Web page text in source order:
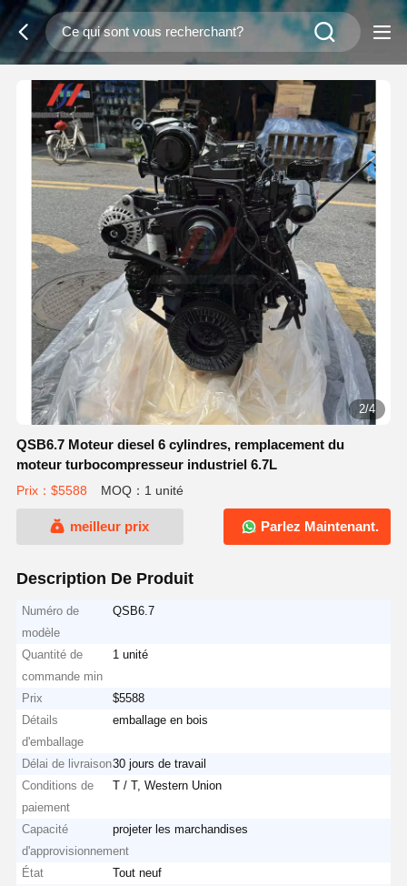
2/4
QSB6.7 Moteur diesel 6 cylindres, remplacement du
moteur turbocompresseur industriel 6.7L
Prix：$5588 MOQ：1 unité
meilleur prix Parlez Maintenant.
Description De Produit
Numéro de
modèle
QSB6.7
Quantité de
commande min
1 unité
Prix
$5588
Détails
d'emballage
emballage en bois
Délai de livraison30 jours de travail
Conditions de
paiement
T / T, Western Union
Capacité
d'approvisionnement
projeter les marchandises
État
Tout neuf